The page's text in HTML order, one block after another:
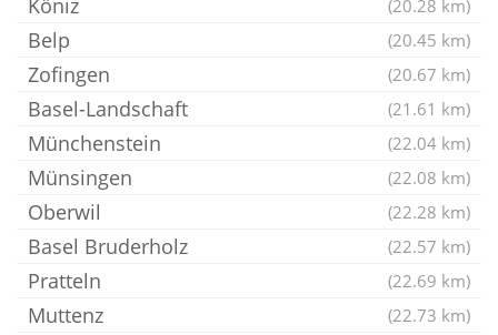
Köniz (20.28 km)
Belp (20.45 km)
Zofingen (20.67 km)
Basel-Landschaft (21.61 km)
Münchenstein (22.04 km)
Münsingen (22.08 km)
Oberwil (22.28 km)
Basel Bruderholz (22.57 km)
Pratteln (22.69 km)
Muttenz (22.73 km)